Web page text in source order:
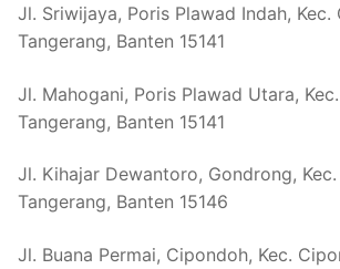
Jl. Sriwijaya, Poris Plawad Indah, Kec.
Tangerang, Banten 15141
Jl. Mahogani, Poris Plawad Utara,
Tangerang, Banten 15141
Jl. Kihajar Dewantoro, Gondrong,
Tangerang, Banten 15146
Jl. Buana Permai, Cipondoh, Kec.